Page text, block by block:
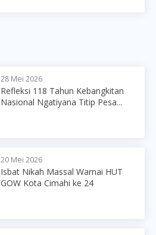
28 Mei 2026
Refleksi 118 Tahun Kebangkitan
Nasional Ngatiyana Titip Pesa...
20 Mei 2026
Isbat Nikah Massal Warnai HUT
GOW Kota Cimahi ke 24